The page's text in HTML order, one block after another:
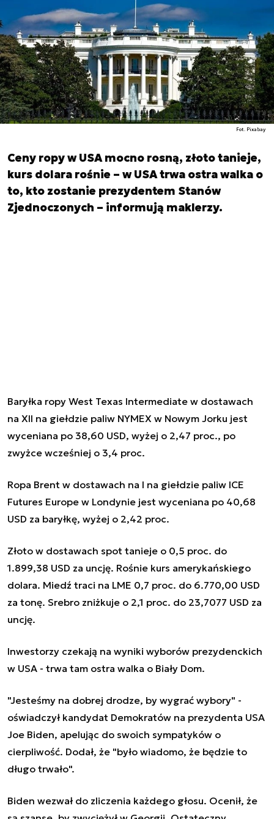
Fot. Pixabay
Ceny ropy w USA mocno rosną, złoto tanieje,
kurs dolara rośnie – w USA trwa ostra walka o
to, kto zostanie prezydentem Stanów
Zjednoczonych – informują maklerzy.
Baryłka ropy West Texas Intermediate w dostawach
na XII na giełdzie paliw NYMEX w Nowym Jorku jest
wyceniana po 38,60 USD, wyżej o 2,47 proc., po
zwyżce wcześniej o 3,4 proc.
Ropa Brent w dostawach na I na giełdzie paliw ICE
Futures Europe w Londynie jest wyceniana po 40,68
USD za baryłkę, wyżej o 2,42 proc.
Złoto w dostawach spot tanieje o 0,5 proc. do
1.899,38 USD za uncję. Rośnie kurs amerykańskiego
dolara. Miedź traci na LME 0,7 proc. do 6.770,00 USD
za tonę. Srebro zniżkuje o 2,1 proc. do 23,7077 USD za
uncję.
Inwestorzy czekają na wyniki wyborów prezydenckich
w USA - trwa tam ostra walka o Biały Dom.
"Jesteśmy na dobrej drodze, by wygrać wybory" -
oświadczył kandydat Demokratów na prezydenta USA
Joe Biden, apelując do swoich sympatyków o
cierpliwość. Dodał, że "było wiadomo, że będzie to
długo trwało".
Biden wezwał do zliczenia każdego głosu. Ocenił, że